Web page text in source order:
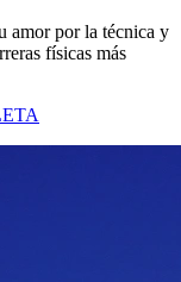
amor por la técnica y
físicas más